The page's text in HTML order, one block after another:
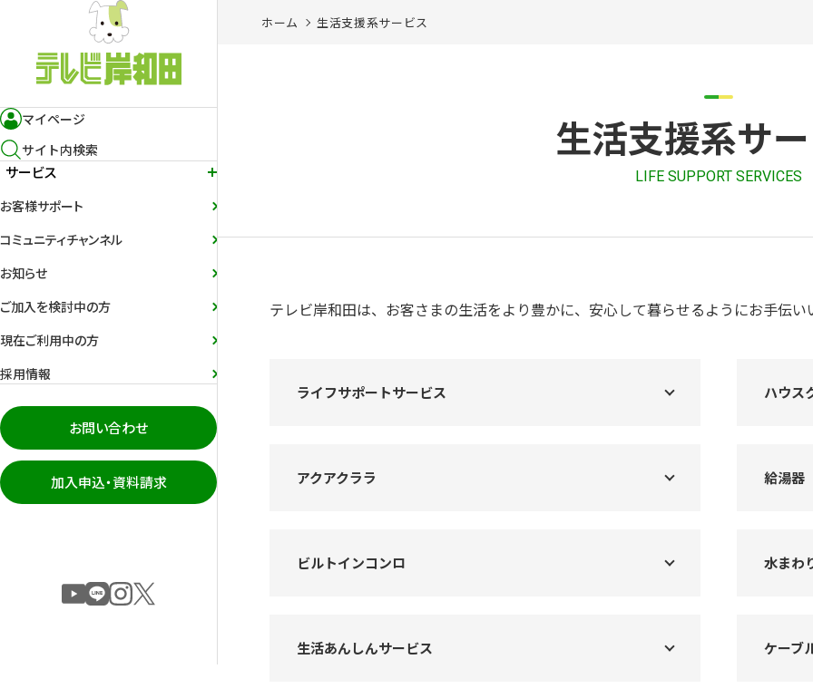
マイページ
サイト内検索
サービス
お客様サポート
コミュニティチャンネル
お知らせ
ご加入を検討中の方
現在ご利用中の方
採用情報
お問い合わせ
加入申込・資料請求
ホーム 生活支援系サービス
生活支援系サ
LIFE SUPPORT SERVICES
テレビ岸和田は、お客さまの生活をより豊かに、安心して暮らせるようにお手伝い
ライフサポートサービス ハウス
アクアクララ 給湯器
ビルトインコンロ 水まわ
生活あんしんサービス ケーブ